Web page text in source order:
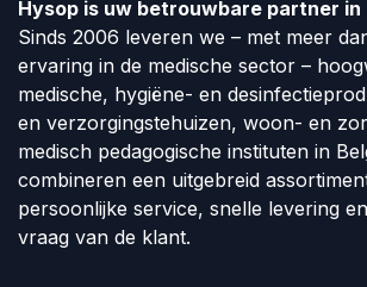
Hysop is uw betrouwbare partner
Sinds 2006 leveren we – met meer
ervaring in de medische sector –
medische, hygiëne- en
en verzorgingstehuizen, woon- en
medisch pedagogische instituten in
combineren een uitgebreid
persoonlijke service, snelle levering
vraag van de klant.